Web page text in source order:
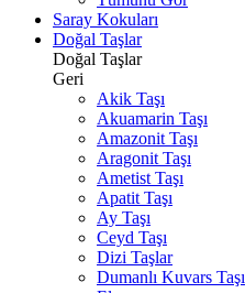
Saray Kokuları
Doğal Taşlar
Doğal Taşlar
Geri
Akik Taşı
Akuamarin Taşı
Amazonit Taşı
Aragonit Taşı
Ametist Taşı
Apatit Taşı
Ay Taşı
Ceyd Taşı
Dizi Taşlar
Dumanlı Kuvars Taşı